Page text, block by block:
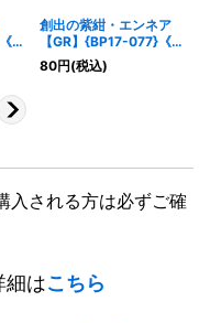
ナ
創出の紫紺・エンネア
【GR】{BP17-077}《ナ
イトメア》
80円(税込)
入される方は必ずご確
細はこちら